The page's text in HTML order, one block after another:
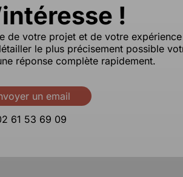
!
de votre projet et de votre
le plus précisement possible
réponse complète rapidement.
un email
61 53 69 09